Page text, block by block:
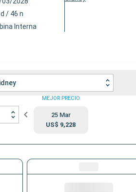
/ 46 n
Interna
MEJOR PRECIO
25 Mar
US$ 9,228